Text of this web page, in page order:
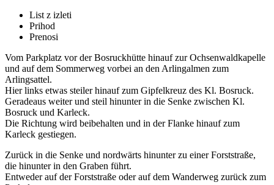
List z izleti
Prihod
Prenosi
Vom Parkplatz vor der Bosruckhütte hinauf zur Ochsenwaldkapelle
und auf dem Sommerweg vorbei an den Arlingalmen zum
Arlingsattel.
Hier links etwas steiler hinauf zum Gipfelkreuz des Kl. Bosruck.
Geradeaus weiter und steil hinunter in die Senke zwischen Kl.
Bosruck und Karleck.
Die Richtung wird beibehalten und in der Flanke hinauf zum
Karleck gestiegen.
Zurück in die Senke und nordwärts hinunter zu einer Forststraße,
die hinunter in den Graben führt.
Entweder auf der Forststraße oder auf dem Wanderweg zurück zum